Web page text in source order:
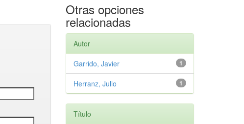
Otras opciones
relacionadas
Autor
1
Garrido, Javier
1
Herranz, Julio
Título